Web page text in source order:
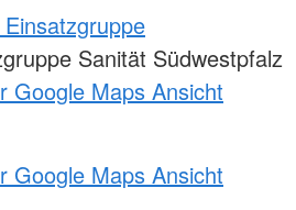
Sanität Südwestpfalz
Google Maps Ansicht
Google Maps Ansicht